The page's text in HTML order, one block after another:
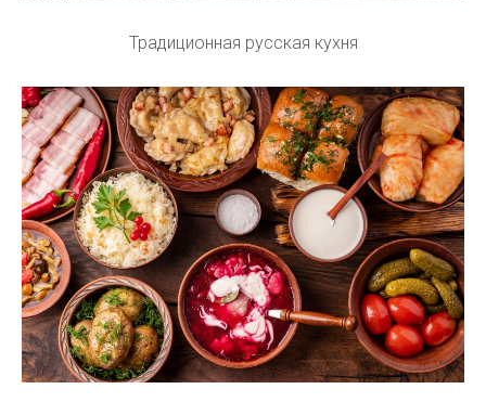
Традиционная русская кухня